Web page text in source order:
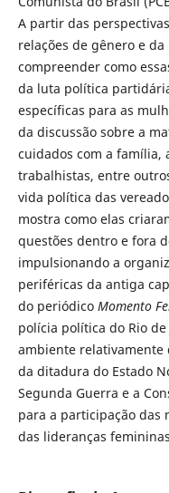
A partir das
relações de gênero e
compreender como
da luta política
específicas para as
da discussão sobre a
cuidados com a família,
trabalhistas, entre
vida política das
mostra como elas
questões dentro e fora
impulsionando a
periféricas da antiga
do periódico Momento
polícia política do Rio
ambiente relativamente
da ditadura do Estado
Segunda Guerra e a
para a participação das
das lideranças